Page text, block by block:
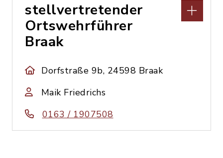
stellvertretender
Ortswehrführer
Braak
Dorfstraße 9b, 24598 Braak
Maik Friedrichs
0163 / 1907508